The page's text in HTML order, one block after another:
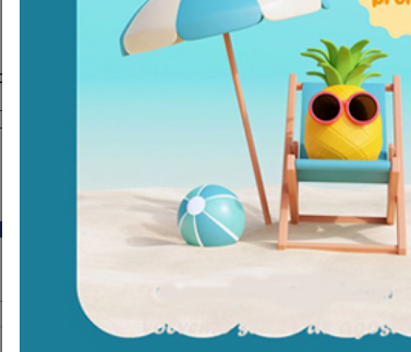
orinales masculino referencia H7247 y para el
Aún no existen valoraciones para este